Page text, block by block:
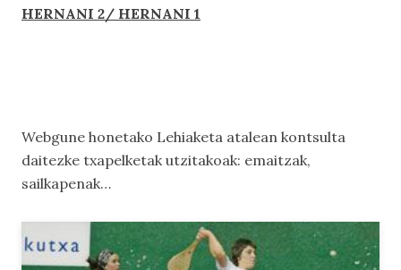
HERNANI 2/ HERNANI 1
Webgune honetako Lehiaketa atalean kontsulta
daitezke txapelketak utzitakoak: emaitzak,
sailkapenak…